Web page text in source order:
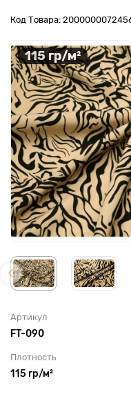
Код Товара:
115 гр/м²
Артикул
FT-090
Плотность
115 гр/м²